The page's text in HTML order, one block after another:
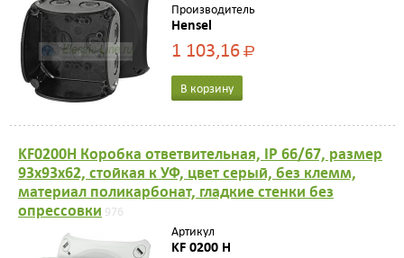
Производитель
Hensel
1 103,16Р
В корзину
KF0200H Коробка ответвительная, IP 66/67, размер
93х93х62, стойкая к УФ, цвет серый, без клемм,
материал поликарбонат, гладкие стенки без
опрессовки 976
Артикул
KF 0200 H